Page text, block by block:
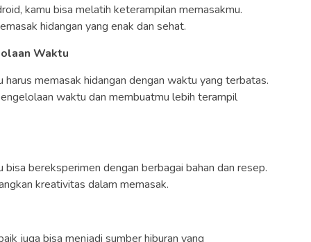
kamu bisa melatih keterampilan memasakmu.
hidangan yang enak dan sehat.
Waktu
memasak hidangan dengan waktu yang terbatas.
waktu dan membuatmu lebih terampil
bereksperimen dengan berbagai bahan dan resep.
kreativitas dalam memasak.
juga bisa menjadi sumber hiburan yang